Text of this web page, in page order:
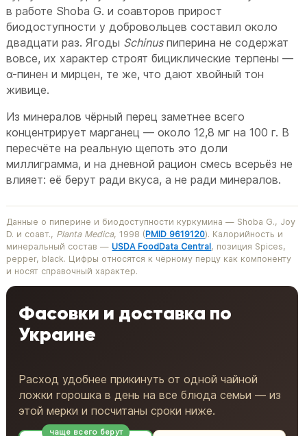
в работе Shoba G. и соавторов прирост
биодоступности у добровольцев составил около
двадцати раз. Ягоды Schinusпиперина не содержат
вовсе, их характер строят бициклические терпены —
α-пинен и мирцен, те же, что дают хвойный тон
живице.
Из минералов чёрный перец заметнее всего
концентрирует марганец — около 12,8 мг на 100 г. В
пересчёте на реальную щепоть это доли
миллиграмма, и на дневной рацион смесь всерьёз не
влияет: её берут ради вкуса, а не ради минералов.
Данные о пиперине и биодоступности куркумина — Shoba G., Joy
D. и соавт., Planta Medica, 1998 (PMID 9619120). Калорийность и
минеральный состав —USDA FoodData Central, позиция Spices,
pepper, black. Цифры относятся к чёрному перцу как компоненту
и носят справочный характер.
Фасовки и доставка по
Украине
Расход удобнее прикинуть от одной чайной
ложки горошка в день на все блюда семьи — из
этой мерки и посчитаны сроки ниже.
чаще всего берут